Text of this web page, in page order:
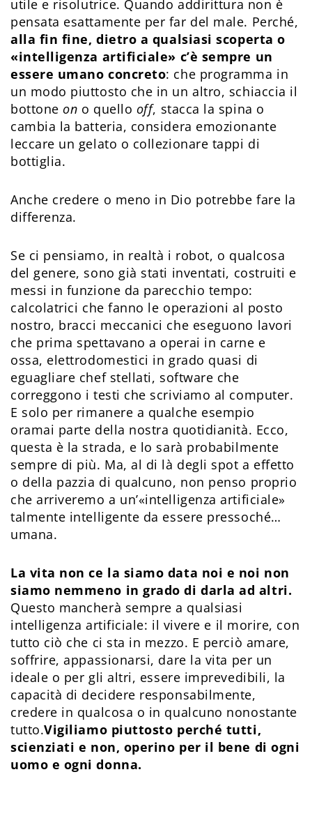
utile e risolutrice. Quando addirittura non è
pensata esattamente per far del male. Perché,
alla fin fine, dietro a qualsiasi scoperta o
«intelligenza artificiale» c’è sempre un
essere umano concreto: che programma in
un modo piuttosto che in un altro, schiaccia il
bottoneon o quello off, stacca la spina o
cambia la batteria, considera emozionante
leccare un gelato o collezionare tappi di
bottiglia.
Anche credere o meno in Dio potrebbe fare la
differenza.
Se ci pensiamo, in realtà i robot, o qualcosa
del genere, sono già stati inventati, costruiti e
messi in funzione da parecchio tempo:
calcolatrici che fanno le operazioni al posto
nostro, bracci meccanici che eseguono lavori
che prima spettavano a operai in carne e
ossa, elettrodomestici in grado quasi di
eguagliare chef stellati, software che
correggono i testi che scriviamo al computer.
E solo per rimanere a qualche esempio
oramai parte della nostra quotidianità. Ecco,
questa è la strada, e lo sarà probabilmente
sempre di più. Ma, al di là degli spot a effetto
o della pazzia di qualcuno, non penso proprio
che arriveremo a un’«intelligenza artificiale»
talmente intelligente da essere pressoché…
umana.
La vita non ce la siamo data noi e noi non
siamo nemmeno in grado di darla ad altri.
Questo mancherà sempre a qualsiasi
intelligenza artificiale: il vivere e il morire, con
tutto ciò che ci sta in mezzo. E perciò amare,
soffrire, appassionarsi, dare la vita per un
ideale o per gli altri, essere imprevedibili, la
capacità di decidere responsabilmente,
credere in qualcosa o in qualcuno nonostante
tutto.Vigiliamo piuttosto perché tutti,
scienziati e non, operino per il bene di ogni
uomo e ogni donna.